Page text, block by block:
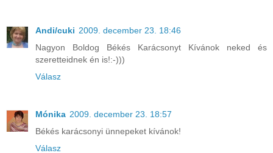
Andi/cuki 2009. december 23. 18:46
Nagyon Boldog Békés Karácsonyt Kívánok neked és
szeretteidnek én is!:-)))
Válasz
Mónika 2009. december 23. 18:57
Békés karácsonyi ünnepeket kívánok!
Válasz